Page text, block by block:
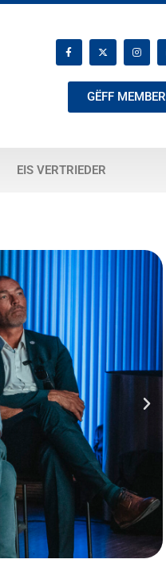
GËFF MEMBER
EIS VERTRIEDER